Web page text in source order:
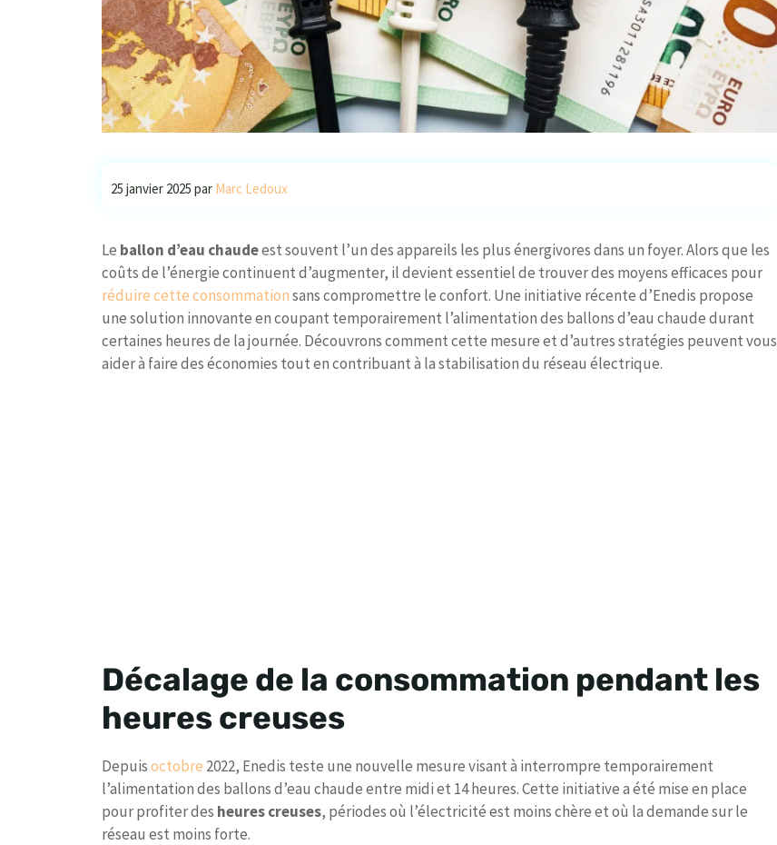
25 janvier 2025 par Marc Ledoux
Le ballon d’eau chaudeest souvent l’un des appareils les plus énergivores dans un foyer. Alors que les
coûts de l’énergie continuent d’augmenter, il devient essentiel de trouver des moyens efficaces pour
réduire cette consommationsans compromettre le confort. Une initiative récente d’Enedis propose
une solution innovante en coupant temporairement l’alimentation des ballons d’eau chaude durant
certaines heures de la journée. Découvrons comment cette mesure et d’autres stratégies peuvent vous
aider à faire des économies tout en contribuant à la stabilisation du réseau électrique.
Décalage de la consommation pendant les
heures creuses
Depuisoctobre 2022, Enedis teste une nouvelle mesure visant à interrompre temporairement
l’alimentation des ballons d’eau chaude entre midi et 14 heures. Cette initiative a été mise en place
pour profiter des heures creuses, périodes où l’électricité est moins chère et où la demande sur le
réseau est moins forte.